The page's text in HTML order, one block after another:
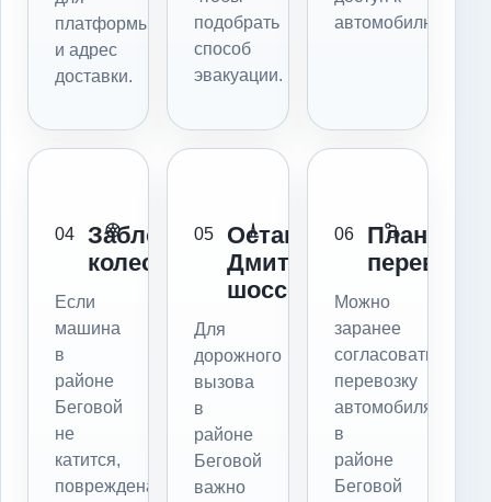
платформы
и адрес
доставки.
подобрать
способ
эвакуации.
автомобилю.
04
Заблокированы
колеса
Если
машина
в
районе
Беговой
не
катится,
повреждена
05
Остановка:
Дмитровское
шоссе
Для
дорожного
вызова
в
районе
Беговой
важно
06
Плановая
перевозка
Можно
заранее
согласовать
перевозку
автомобиля
в
районе
Беговой